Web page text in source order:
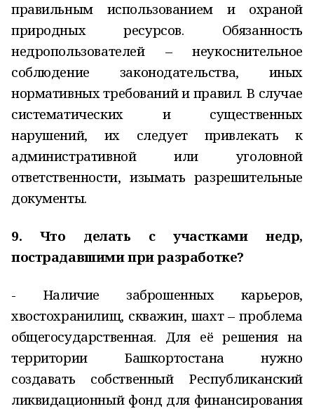
правильным использованием и охраной
природных ресурсов. Обязанность
недропользователей – неукоснительное
соблюдение законодательства, иных
нормативных требований и правил. В случае
систематических и существенных
нарушений, их следует привлекать к
административной или уголовной
ответственности, изымать разрешительные
документы.
9. Что делать с участками недр,
пострадавшими при разработке?
- Наличие заброшенных карьеров,
хвостохранилищ, скважин, шахт – проблема
общегосударственная. Для её решения на
территории Башкортостана нужно
создавать собственный Республиканский
ликвидационный фонд для финансирования